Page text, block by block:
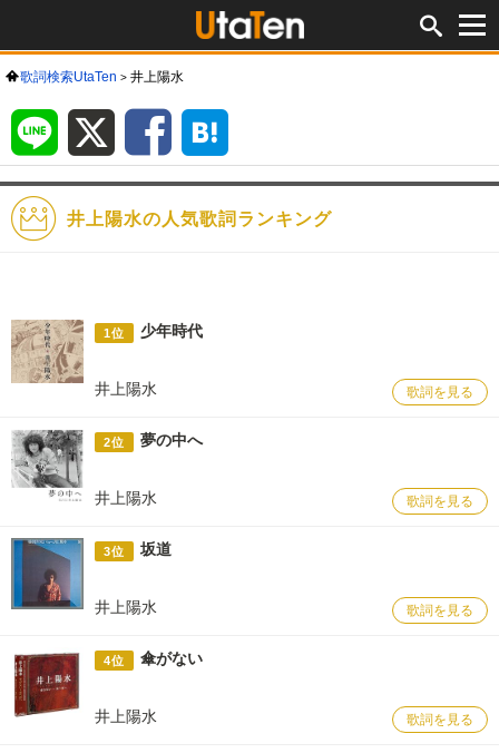
歌詞検索UtaTen 井上陽水
LINE Facebook
ク
ー
井上陽水の人気歌詞ランキング
1位 少年時代
井上陽水 歌詞を見る
2位 夢の中へ
井上陽水 歌詞を見る
3位 坂道
井上陽水 歌詞を見る
4位 傘がない
井上陽水 歌詞を見る